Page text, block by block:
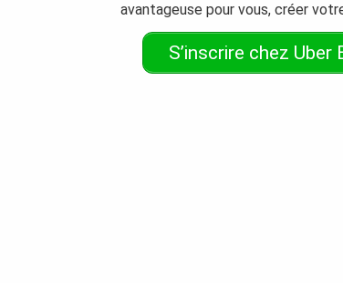
avantageuse pour vous, créer
S’inscrire chez Uber